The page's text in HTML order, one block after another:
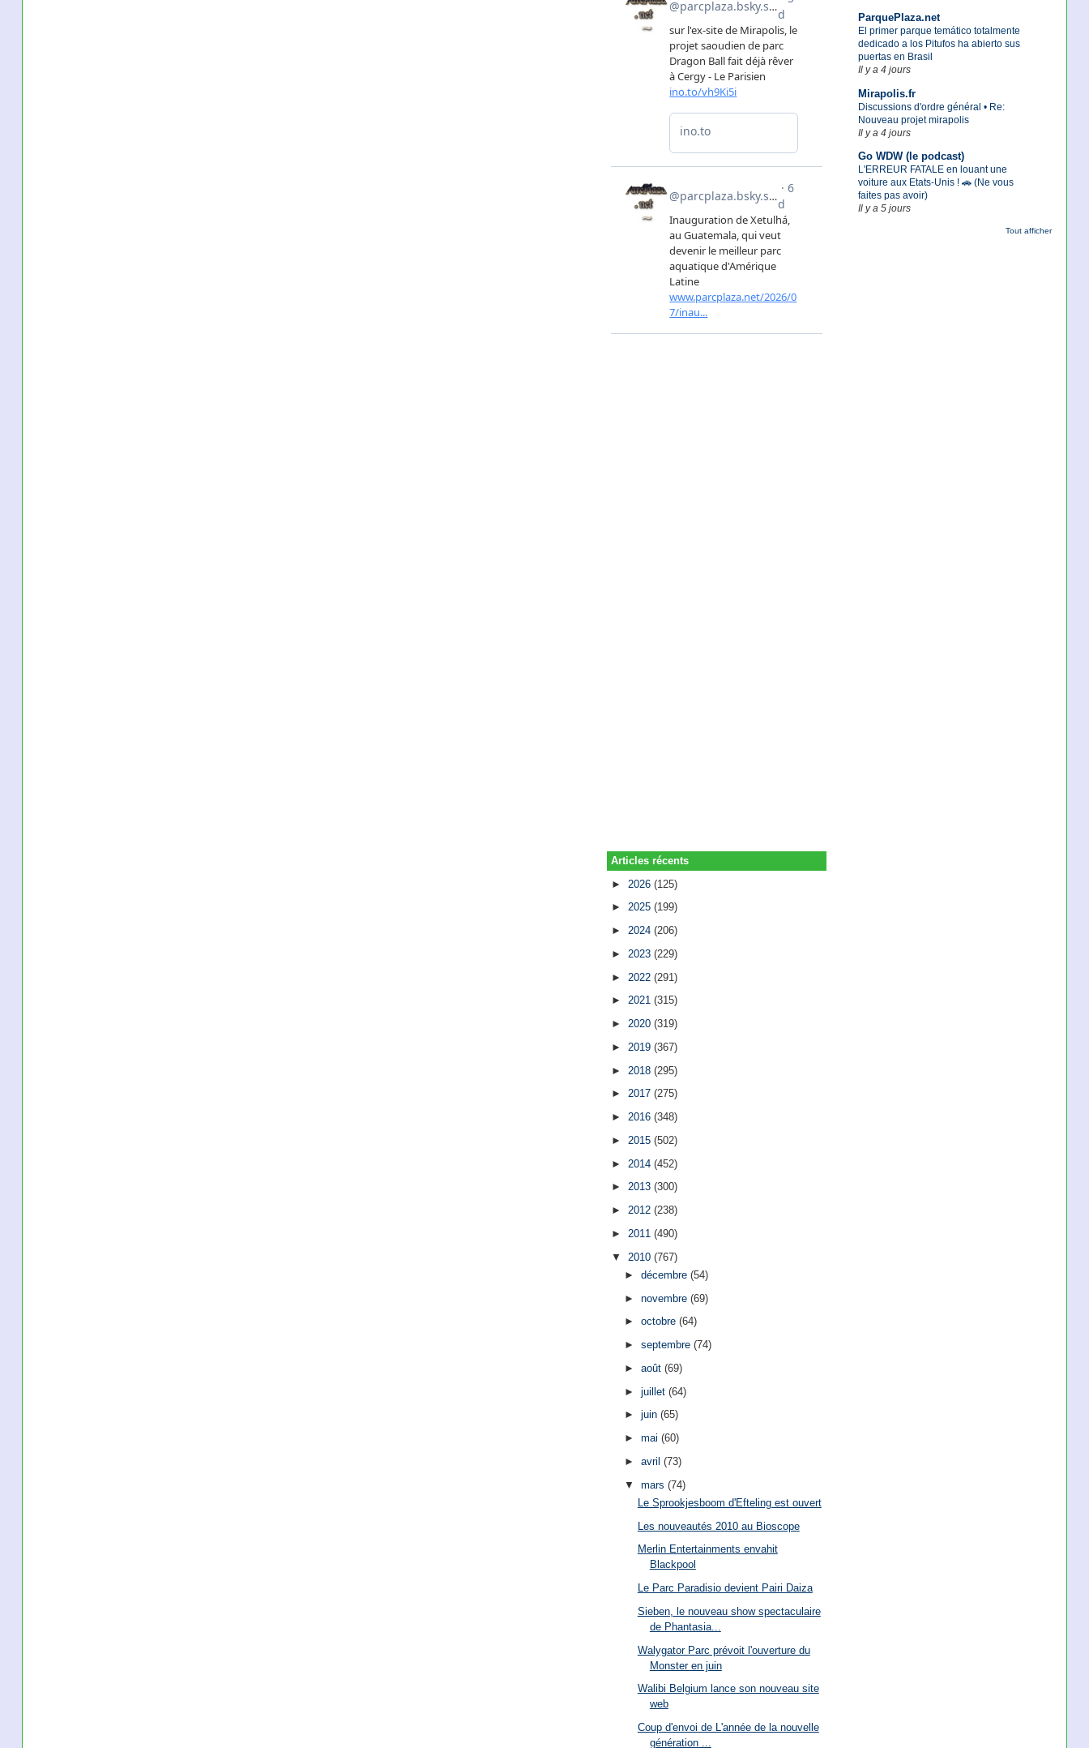
ParquePlaza.net
El primer parque temático totalmente
dedicado a los Pitufos ha abierto sus
puertas en Brasil
Il y a 4 jours
Mirapolis.fr
Discussions d'ordre général • Re:
Nouveau projet mirapolis
Il y a 4 jours
Go WDW (le podcast)
L'ERREUR FATALE en louant une
voiture aux Etats-Unis ! 🚗 (Ne vous
faites pas avoir)
Il y a 5 jours
Tout afficher
Articles récents
► 2026(125)
►2025(199)
►2024(206)
► 2023(229)
► 2022(291)
►2021(315)
►2020(319)
► 2019(367)
► 2018(295)
►2017(275)
►2016(348)
► 2015(502)
► 2014(452)
►2013(300)
►2012(238)
► 2011(490)
▼ 2010(767)
► décembre (54)
► novembre (69)
► octobre (64)
► septembre (74)
► août (69)
► juillet (64)
► juin (65)
► mai (60)
► avril (73)
▼ mars (74)
Le Sprookjesboom d'Efteling est ouvert
Les nouveautés 2010 au Bioscope
Merlin Entertainments envahit
Blackpool
Le Parc Paradisio devient Pairi Daiza
Sieben, le nouveau show spectaculaire
de Phantasia...
Walygator Parc prévoit l'ouverture du
Monster en juin
Walibi Belgium lance son nouveau site
web
Coup d'envoi de L'année de la nouvelle
génération ...